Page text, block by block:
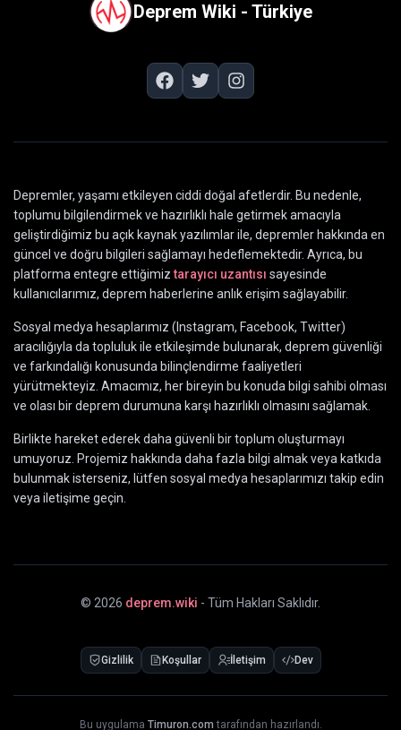
Deprem Wiki - Türkiye
Depremler, yaşamı etkileyen ciddi doğal afetlerdir. Bu nedenle,
toplumu bilgilendirmek ve hazırlıklı hale getirmek amacıyla
geliştirdiğimiz bu açık kaynak yazılımlar ile, depremler hakkında en
güncel ve doğru bilgileri sağlamayı hedeflemektedir. Ayrıca, bu
platforma entegre ettiğimiz tarayıcı uzantısı sayesinde
kullanıcılarımız, deprem haberlerine anlık erişim sağlayabilir.
Sosyal medya hesaplarımız (Instagram, Facebook, Twitter)
aracılığıyla da topluluk ile etkileşimde bulunarak, deprem güvenliği
ve farkındalığı konusunda bilinçlendirme faaliyetleri
yürütmekteyiz. Amacımız, her bireyin bu konuda bilgi sahibi olması
ve olası bir deprem durumuna karşı hazırlıklı olmasını sağlamak.
Birlikte hareket ederek daha güvenli bir toplum oluşturmayı
umuyoruz. Projemiz hakkında daha fazla bilgi almak veya katkıda
bulunmak isterseniz, lütfen sosyal medya hesaplarımızı takip edin
veya iletişime geçin.
© 2026 deprem.wiki - Tüm Hakları Saklıdır.
Gizlilik Koşullar İletişim Dev
Bu uygulama Timuron.com tarafından hazırlandı.